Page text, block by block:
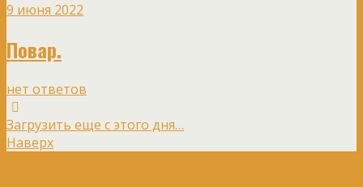
9 июня 2022
Повар.
нет ответов
Загрузить еще с этого дня…
Наверх